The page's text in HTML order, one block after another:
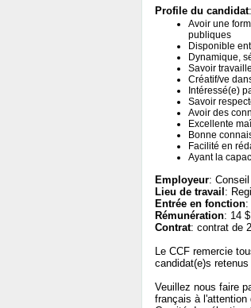
Profile du candidat:
Avoir une
publiques
Disponible
Dynamique,
Savoir
Créatif/ve
Intéressé(e)
Savoir
Avoir des
Excellente
Bonne
Facilité en
Ayant la
Employeur:
Lieu de travail :
Entrée en fonction:
Rémunération: 14
Contrat: contrat de
Le CCF remercie
candidat(e)s
Veuillez nous faire
français à l'attention